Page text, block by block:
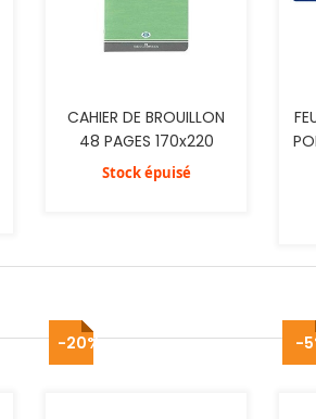
CAHIER DE BROUILLON
48 PAGES 170x220
Stock épuisé
-20% -